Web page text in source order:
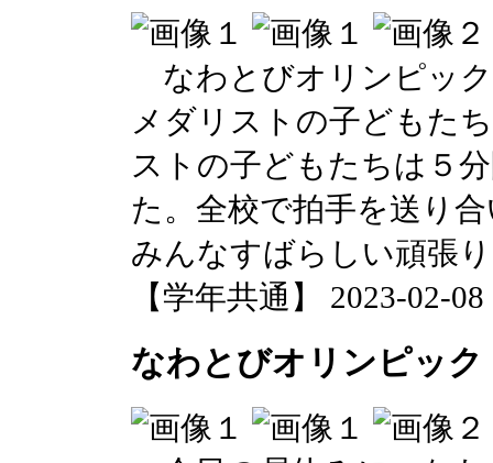
なわとびオリンピッ
メダリストの子どもた
ストの子どもたちは５
た。全校で拍手を送り
みんなすばらしい頑張
【学年共通】 2023-02-
なわとびオリンピッ